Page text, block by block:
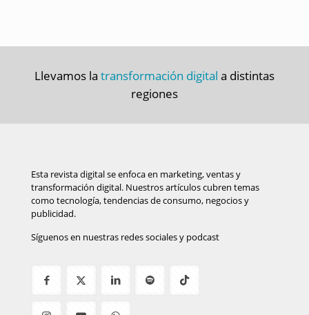
Llevamos la transformación digital a distintas
regiones
Esta revista digital se enfoca en marketing, ventas y
transformación digital. Nuestros artículos cubren temas
como tecnología, tendencias de consumo, negocios y
publicidad.
Síguenos en nuestras redes sociales y podcast